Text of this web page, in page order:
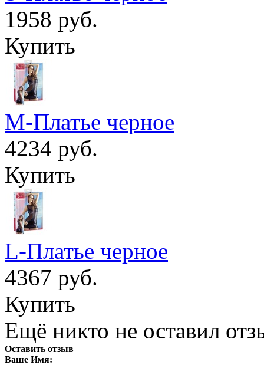
1958 руб.
Купить
M-Платье черное
4234 руб.
Купить
L-Платье черное
4367 руб.
Купить
Ещё никто не оставил
Оставить отзыв
Ваше Имя: